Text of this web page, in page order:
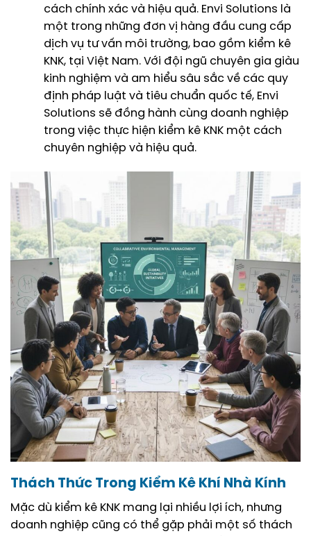
cách chính xác và hiệu quả. Envi Solutions là
một trong những đơn vị hàng đầu cung cấp
dịch vụ tư vấn môi trường, bao gồm kiểm kê
KNK, tại Việt Nam. Với đội ngũ chuyên gia giàu
kinh nghiệm và am hiểu sâu sắc về các quy
định pháp luật và tiêu chuẩn quốc tế, Envi
Solutions sẽ đồng hành cùng doanh nghiệp
trong việc thực hiện kiểm kê KNK một cách
chuyên nghiệp và hiệu quả.
Thách Thức Trong Kiểm Kê Khí Nhà Kính
Mặc dù kiểm kê KNK mang lại nhiều lợi ích, nhưng
doanh nghiệp cũng có thể gặp phải một số thách